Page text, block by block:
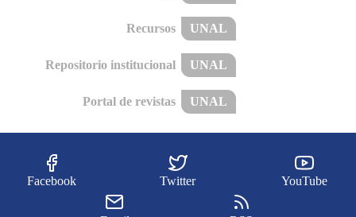
Recursos UNAL
Repositorio institucional UNAL
Portal de revistas UNAL
Facebook Twitter YouTube